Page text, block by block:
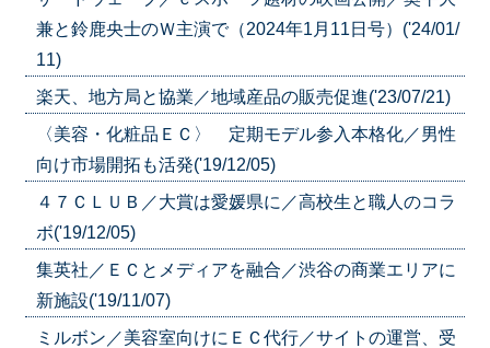
兼と鈴鹿央士のＷ主演で（2024年1月11日号）('24/01/
11)
楽天、地方局と協業／地域産品の販売促進('23/07/21)
〈美容・化粧品ＥＣ〉 定期モデル参入本格化／男性
向け市場開拓も活発('19/12/05)
４７ＣＬＵＢ／大賞は愛媛県に／高校生と職人のコラ
ボ('19/12/05)
集英社／ＥＣとメディアを融合／渋谷の商業エリアに
新施設('19/11/07)
ミルボン／美容室向けにＥＣ代行／サイトの運営、受